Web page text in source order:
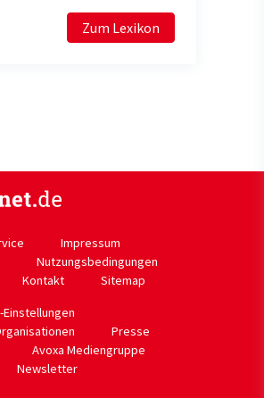
Zum Lexikon
Impressum
Nutzungsbedingungen
Kontakt
Sitemap
Presse
Avoxa Mediengruppe
Newsletter